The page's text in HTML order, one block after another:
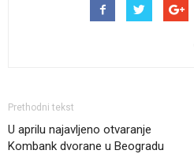
Prethodni tekst
U aprilu najavljeno otvaranje
Kombank dvorane u Beogradu